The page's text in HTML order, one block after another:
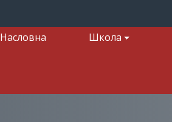
Насловна
Школа